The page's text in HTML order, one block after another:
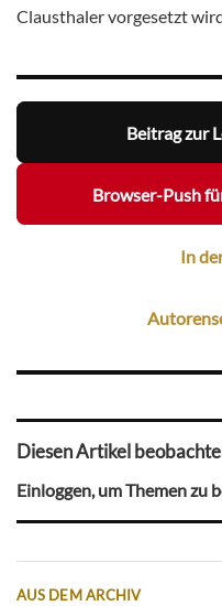
Clausthaler vorgesetzt
Beitrag zur
Browser-Push
In
Diesen Artikel
Einloggen, um Themen zu
AUS DEM ARCHIV